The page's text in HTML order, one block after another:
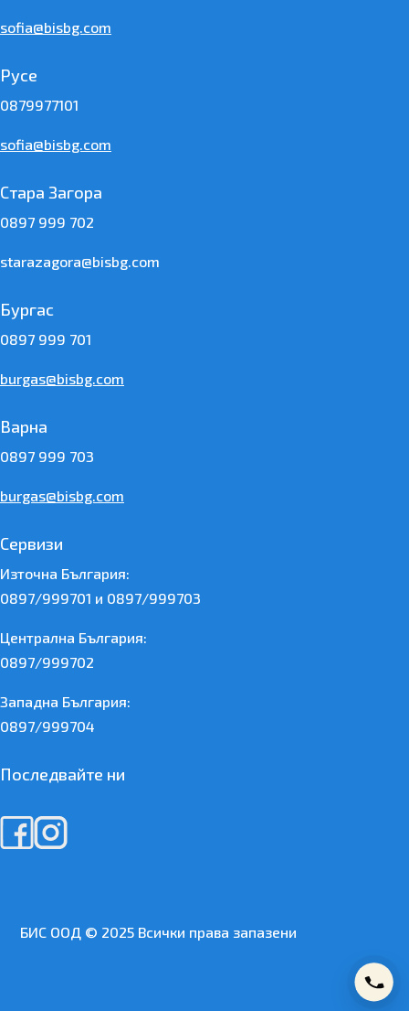
sofia@bisbg.com
Русе
0879977101
sofia@bisbg.com
Стара Загора
0897 999 702
starazagora@bisbg.com
Бургас
0897 999 701
burgas@bisbg.com
Варна
0897 999 703
burgas@bisbg.com
Сервизи
Източна България:
0897/999701 и 0897/999703
Централна България:
0897/999702
Западна България:
0897/999704
Последвайте ни
БИС ООД © 2025 Всички права запазени